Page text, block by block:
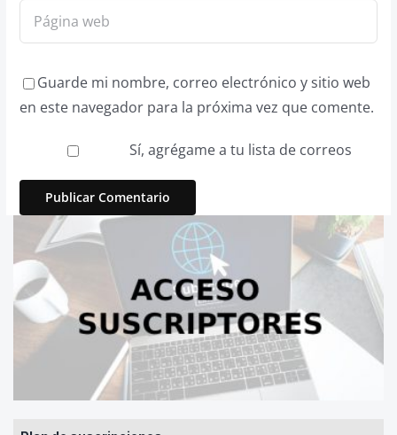
Guarde mi nombre, correo electrónico y sitio web
en este navegador para la próxima vez que comente.
Sí, agrégame a tu lista de correos